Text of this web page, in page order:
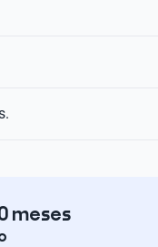
meses